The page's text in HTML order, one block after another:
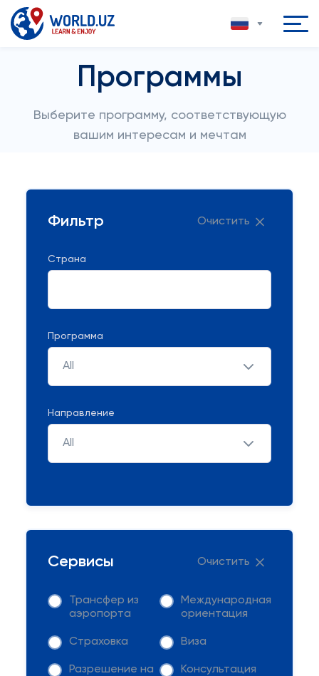
Программы
Выберите программу, соответствующую
вашим интересам и мечтам
Фильтр Очистить
Страна
Программа
All
Направление
All
Сервисы Очистить
Трансфер из
аэропорта
Международная
ориентация
Страховка Виза
Разрешение на
Консультация